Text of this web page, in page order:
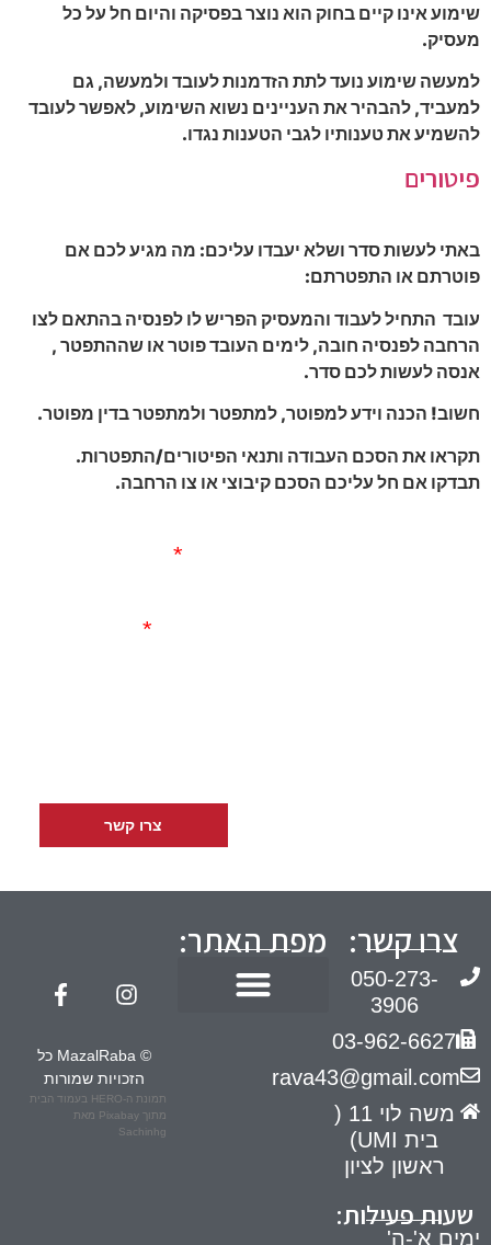
שימוע אינו קיים בחוק הוא נוצר בפסיקה והיום חל על כל
מעסיק.
למעשה שימוע נועד לתת הזדמנות לעובד ולמעשה, גם
למעביד, להבהיר את העניינים נשוא השימוע, לאפשר לעובד
להשמיע את טענותיו לגבי הטענות נגדו.
פיטורים
באתי לעשות סדר ושלא יעבדו עליכם: מה מגיע לכם אם
פוטרתם או התפטרתם:
עובד התחיל לעבוד והמעסיק הפריש לו לפנסיה בהתאם לצו
הרחבה לפנסיה חובה, לימים העובד פוטר או שההתפטר ,
אנסה לעשות לכם סדר.
חשוב! הכנה וידע למפוטר, למתפטר ולמתפטר בדין מפוטר.
תקראו את הסכם העבודה ותנאי הפיטורים/התפטרות.
תבדקו אם חל עליכם הסכם קיבוצי או צו הרחבה.
צרו קשר
צרו קשר:
050-273-
3906
03-962-6627
rava43@gmail.com
משה לוי 11 (
בית UMI)
ראשון לציון
שעות פעילות:
ימים א'-ה'
מפת האתר:
© MazalRaba כל
הזכויות שמורות
תמונת ה-HERO בעמוד הבית
מתוךPixabay מאת
Sachinhg